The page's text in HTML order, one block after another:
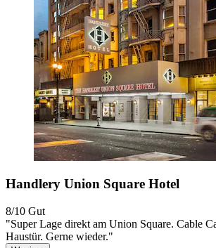
Handlery Union Square Hotel
8/10 Gut
"Super Lage direkt am Union Square. Cable
Haustür. Gerne wieder."